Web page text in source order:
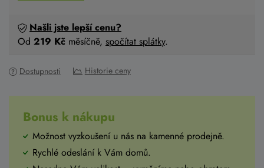
Našli jste lepší cenu?
Od 219 Kč měsíčně, spočítat splátky.
Dostupnosti Historie ceny
Bonus k nákupu
Možnost vyzkoušení u nás na kamenné prodejně.
Rychlé odeslání k Vám domů.